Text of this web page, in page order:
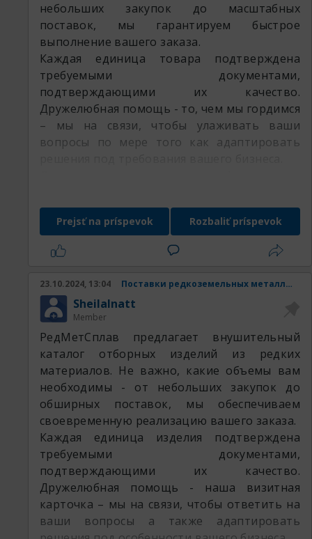
небольших закупок до масштабных
поставок, мы гарантируем быстрое
выполнение вашего заказа.
Каждая единица товара подтверждена
требуемыми документами,
подтверждающими их качество.
Дружелюбная помощь - то, чем мы гордимся
– мы на связи, чтобы улаживать ваши
вопросы по мере того как адаптировать
наших преимуществ
Наши товары:
Prejsť na príspevok Rozbaliť príspevok
23.10.2024, 13:04 Поставки редкоземельных металлов и изделий из них.
SheilaInatt
Member
РедМетСплав предлагает внушительный
каталог отборных изделий из редких
материалов. Не важно, какие объемы вам
необходимы - от небольших закупок до
обширных поставок, мы обеспечиваем
своевременную реализацию вашего заказа.
Каждая единица изделия подтверждена
требуемыми документами,
подтверждающими их качество.
Дружелюбная помощь - наша визитная
карточка – мы на связи, чтобы ответить на
ваши вопросы а также адаптировать